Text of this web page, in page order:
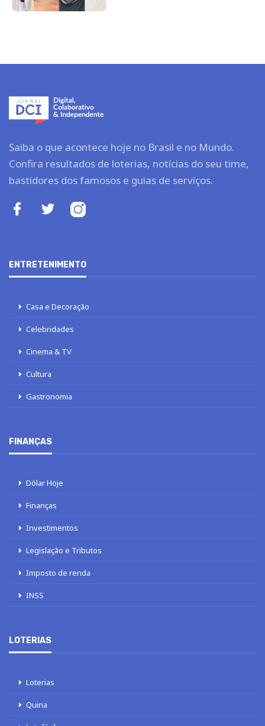
Saiba o que acontece hoje no Brasil e no Mundo.
Confira resultados de loterias, notícias do seu time,
bastidores dos famosos e guias de serviços.
ENTRETENIMENTO
Casa e Decoração
Celebridades
Cinema & TV
Cultura
Gastronomia
FINANÇAS
Dólar Hoje
Finanças
Investimentos
Legislação e Tributos
Imposto de renda
INSS
LOTERIAS
Loterias
Quina